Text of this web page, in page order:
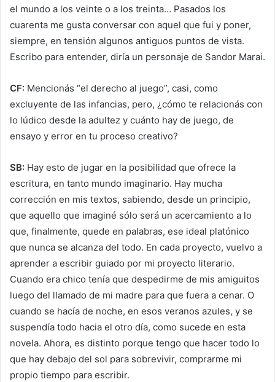
el mundo a los veinte o a los treinta… Pasados los
cuarenta me gusta conversar con aquel que fui y poner,
siempre, en tensión algunos antiguos puntos de vista.
Escribo para entender, diría un personaje de Sandor Marai.
CF: Mencionás “el derecho al juego”, casi, como
excluyente de las infancias, pero, ¿cómo te relacionás con
lo lúdico desde la adultez y cuánto hay de juego, de
ensayo y error en tu proceso creativo?
SB: Hay esto de jugar en la posibilidad que ofrece la
escritura, en tanto mundo imaginario. Hay mucha
corrección en mis textos, sabiendo, desde un principio,
que aquello que imaginé sólo será un acercamiento a lo
que, finalmente, quede en palabras, ese ideal platónico
que nunca se alcanza del todo. En cada proyecto, vuelvo a
aprender a escribir guiado por mi proyecto literario.
Cuando era chico tenía que despedirme de mis amiguitos
luego del llamado de mi madre para que fuera a cenar. O
cuando se hacía de noche, en esos veranos azules, y se
suspendía todo hacia el otro día, como sucede en esta
novela. Ahora, es distinto porque tengo que hacer todo lo
que hay debajo del sol para sobrevivir, comprarme mi
propio tiempo para escribir.